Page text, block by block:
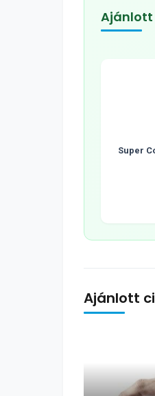
Ajánlott
Super
Ajánlott